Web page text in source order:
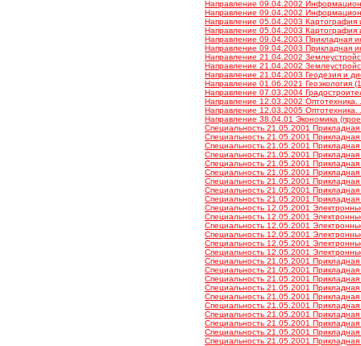
Направление 09.04.2002
Направление 09.04.2002
Направление 05.04.2003 Картография
Направление 05.04.2003 Картография
Направление 09.04.2003 Прикладная
Направление 09.04.2003 Прикладная
Направление 21.04.2002
Направление 21.04.2002
Направление 21.04.2003 Геодезия и
Направление 01.06.2021 Геоэкология
Направление 07.03.2004
Направление 12.03.2002
Направление 12.03.2005
Направление 38.04.01 Экономика
Специальность 21.05.2001
Специальность 21.05.2001
Специальность 21.05.2001
Специальность 21.05.2001
Специальность 21.05.2001
Специальность 21.05.2001
Специальность 21.05.2001
Специальность 21.05.2001
Специальность 21.05.2001
Специальность 12.05.2001
Специальность 12.05.2001
Специальность 12.05.2001
Специальность 12.05.2001
Специальность 12.05.2001
Специальность 12.05.2001
Специальность 21.05.2001
Специальность 21.05.2001
Специальность 21.05.2001
Специальность 21.05.2001
Специальность 21.05.2001
Специальность 21.05.2001
Специальность 21.05.2001
Специальность 21.05.2001
Специальность 21.05.2001
Специальность 21.05.2001